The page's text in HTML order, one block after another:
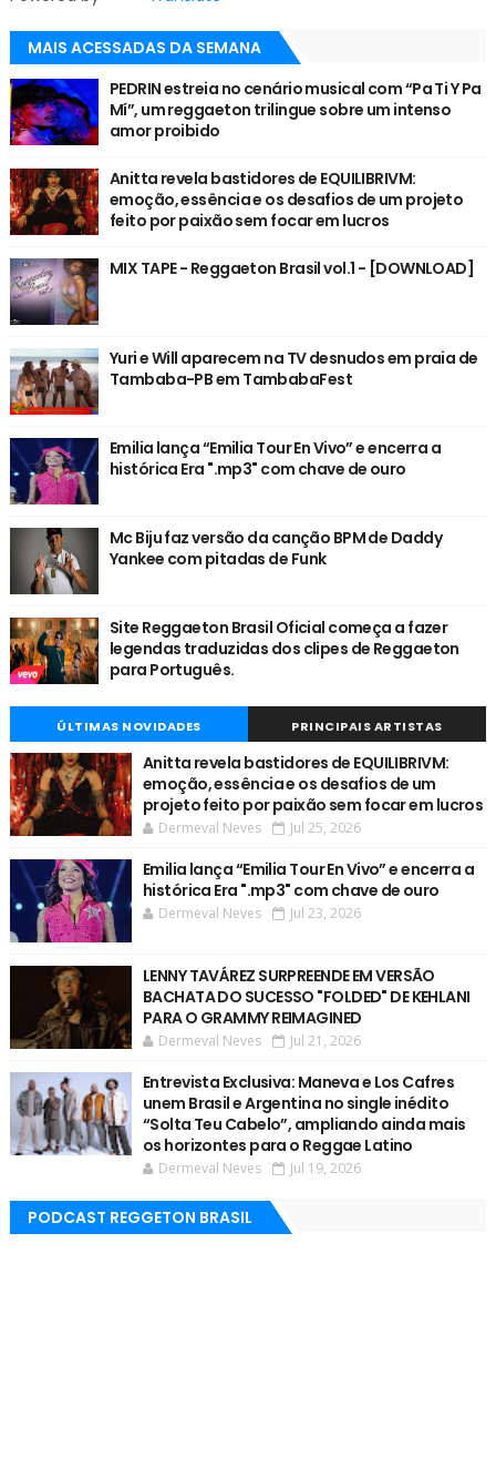
MAIS ACESSADAS DA SEMANA
PEDRIN estreia no cenário musical com “Pa Ti Y Pa
Mí”, um reggaeton trilingue sobre um intenso
amor proibido
Anitta revela bastidores de EQUILIBRIVM:
emoção, essência e os desafios de um projeto
feito por paixão sem focar em lucros
MIX TAPE - Reggaeton Brasil vol.1 - [DOWNLOAD]
Yuri e Will aparecem na TV desnudos em praia de
Tambaba-PB em TambabaFest
Emilia lança “Emilia Tour En Vivo” e encerra a
histórica Era ".mp3" com chave de ouro
Mc Biju faz versão da canção BPM de Daddy
Yankee com pitadas de Funk
Site Reggaeton Brasil Oficial começa a fazer
legendas traduzidas dos clipes de Reggaeton
para Português.
ÚLTIMAS NOVIDADES PRINCIPAIS ARTISTAS
Anitta revela bastidores de EQUILIBRIVM:
emoção, essência e os desafios de um
projeto feito por paixão sem focar em lucros
Dermeval Neves Jul 25, 2026
Emilia lança “Emilia Tour En Vivo” e encerra a
histórica Era ".mp3" com chave de ouro
Dermeval Neves Jul 23, 2026
LENNY TAVÁREZ SURPREENDE EM VERSÃO
BACHATA DO SUCESSO "FOLDED" DE KEHLANI
PARA O GRAMMY REIMAGINED
Dermeval Neves Jul 21, 2026
Entrevista Exclusiva: Maneva e Los Cafres
unem Brasil e Argentina no single inédito
“Solta Teu Cabelo”, ampliando ainda mais
os horizontes para o Reggae Latino
Dermeval Neves Jul 19, 2026
PODCAST REGGETON BRASIL